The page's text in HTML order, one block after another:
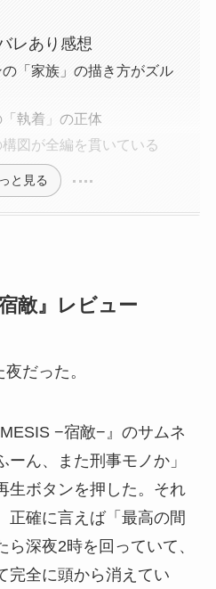
レあり感想
「家族」の描き方がズル
執着」の正体
構図が全編を貫いている
と見る
敵』レビュー
だった。
−宿敵−』のサムネ
ん、また刑事モノか」
生ボタンを押した。それ
正確に言えば「最高の間
深夜2時を回っていて、
完全に頭から消えてい